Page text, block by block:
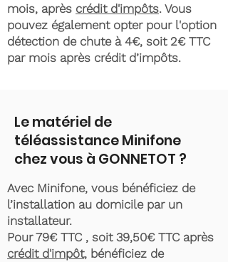
mois, après crédit d'impôts. Vous
pouvez également opter pour l'option
détection de chute à 4€, soit 2€ TTC
par mois après crédit d’impôts.
Le matériel de
téléassistance Minifone
chez vous à GONNETOT ?
Avec Minifone, vous bénéficiez de
l’installation au domicile par un
installateur.
Pour 79€ TTC , soit 39,50€ TTC après
crédit d'impôt, bénéficiez de